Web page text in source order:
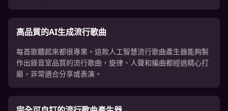
高品質的AI生成流行歌曲
每首歌聽起來都很專業。這款人工智慧流行歌曲產生器能夠製
作出錄音室品質的流行歌曲，旋律、人聲和編曲都經過精心打
磨，非常適合分享或表演。